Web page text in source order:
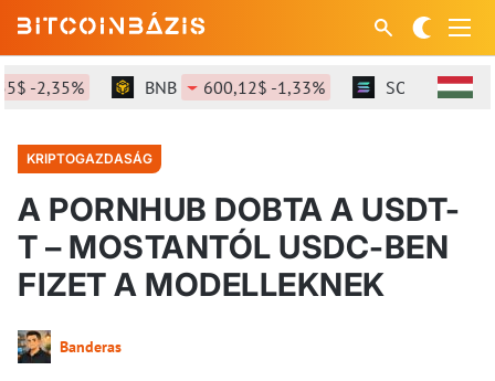
-2,35% BNB 600,12$ -1,33% SOL 75,96$ -
KRIPTOGAZDASÁG
A PORNHUB DOBTA A USDT-
T – MOSTANTÓL USDC-BEN
FIZET A MODELLEKNEK
Banderas